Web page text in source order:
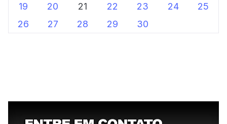
19
20 21 22 23 24
25
26
27 28 29 30